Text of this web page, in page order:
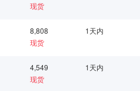
现货
8,808
现货
1天内
4,549
现货
1天内